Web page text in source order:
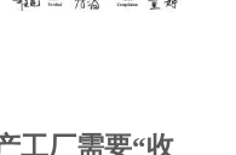
工厂需要“收